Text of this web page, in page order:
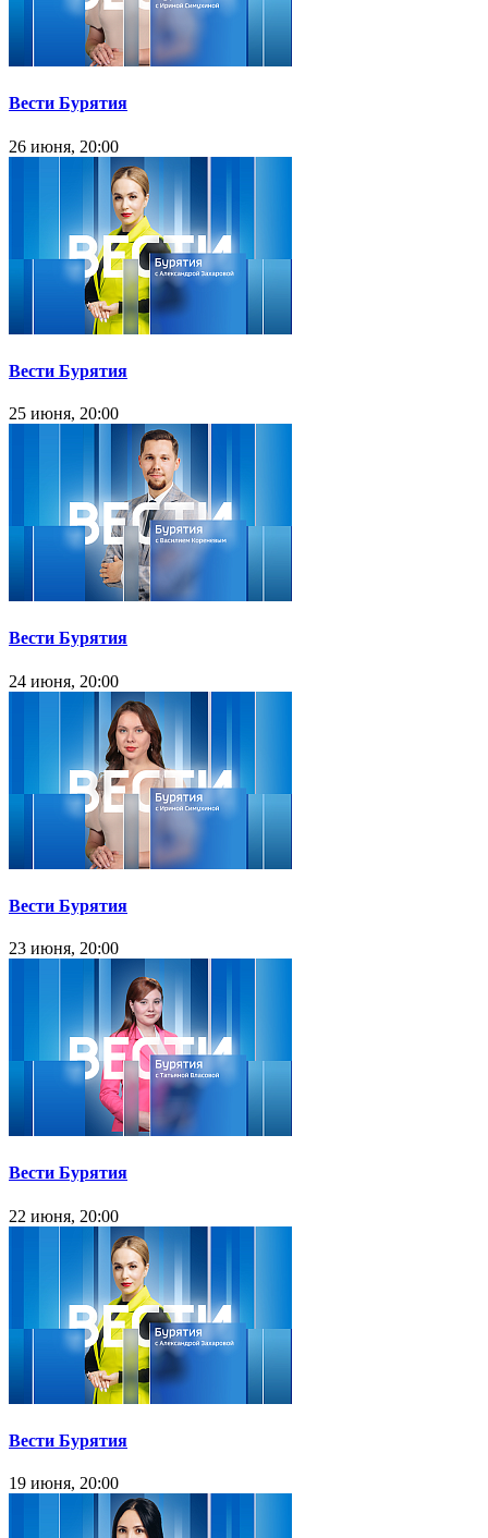
Вести Бурятия
26 июня, 20:00
Вести Бурятия
25 июня, 20:00
Вести Бурятия
24 июня, 20:00
Вести Бурятия
23 июня, 20:00
Вести Бурятия
22 июня, 20:00
Вести Бурятия
19 июня, 20:00